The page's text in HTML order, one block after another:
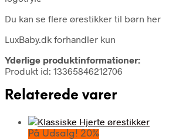
Du kan se flere ørestikker til børn her
LuxBaby.dk forhandler kun
Yderlige produktinformationer:
Produkt id: 13365846212706
Relaterede varer
På Udsalg! 20%